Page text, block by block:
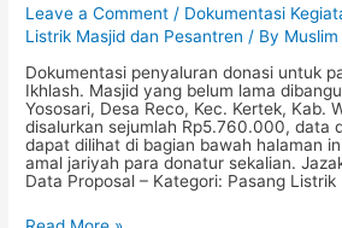
Leave a Comment / Dokumentasi
Listrik Masjid dan Pesantren / By
Dokumentasi penyaluran donasi untuk
Ikhlash. Masjid yang belum lama
Yososari, Desa Reco, Kec. Kertek, Kab.
disalurkan sejumlah Rp5.760.000, data
dapat dilihat di bagian bawah halaman
amal jariyah para donatur sekalian.
Data Proposal – Kategori: Pasang Listrik